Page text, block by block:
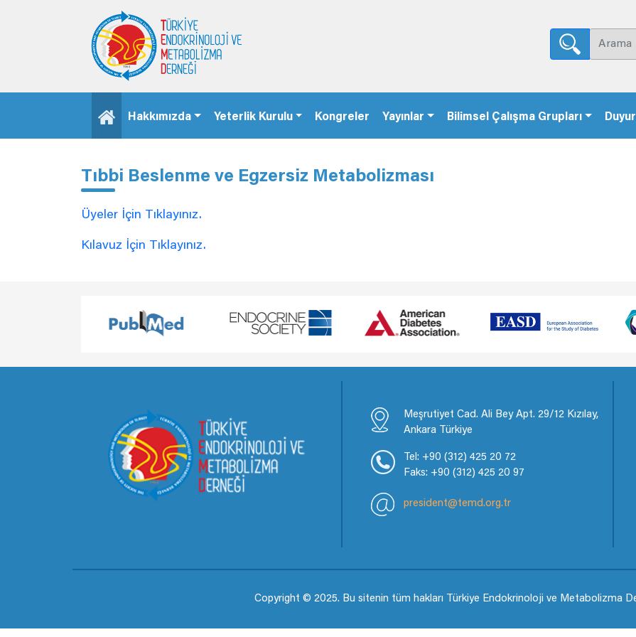
Hakkımızda Yeterlik Kurulu Kongreler Yayınlar Bilimsel Çalışma Grupları
Tıbbi Beslenme ve Egzersiz Metabolizması
Üyeler İçin Tıklayınız.
Kılavuz İçin Tıklayınız.
Meşrutiyet Cad. Ali Bey Apt. 29/12 Kızılay,
Ankara Türkiye
Tel: +90 (312) 425 20 72
Faks: +90 (312) 425 20 97
president@temd.org.tr
Copyright © 2025. Bu sitenin tüm hakları Türkiye Endokrinoloji ve Metabolizma